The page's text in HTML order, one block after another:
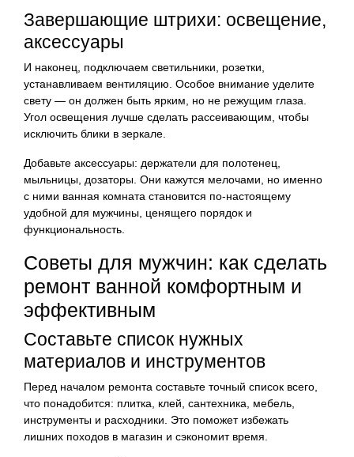
Завершающие штрихи: освещение,
аксессуары
И наконец, подключаем светильники, розетки,
устанавливаем вентиляцию. Особое внимание уделите
свету — он должен быть ярким, но не режущим глаза.
Угол освещения лучше сделать рассеивающим, чтобы
исключить блики в зеркале.
Добавьте аксессуары: держатели для полотенец,
мыльницы, дозаторы. Они кажутся мелочами, но именно
с ними ванная комната становится по-настоящему
удобной для мужчины, ценящего порядок и
функциональность.
Советы для мужчин: как сделать
ремонт ванной комфортным и
эффективным
Составьте список нужных
материалов и инструментов
Перед началом ремонта составьте точный список всего,
что понадобится: плитка, клей, сантехника, мебель,
инструменты и расходники. Это поможет избежать
лишних походов в магазин и сэкономит время.